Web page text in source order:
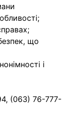
що
і
(063) 76-777-